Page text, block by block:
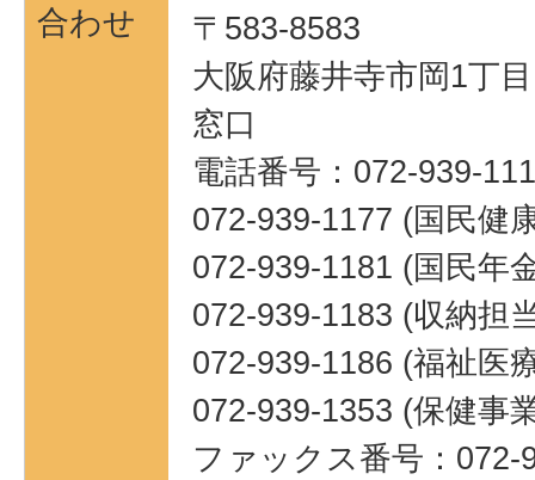
合わせ
〒583-8583
大阪府藤井寺市岡1丁
窓口
電話番号：072-939-
072-939-1177 (国民健
072-939-1181 (国民年
072-939-1183 (収納担
072-939-1186 (福祉医
072-939-1353 (保健事
ファックス番号：072-